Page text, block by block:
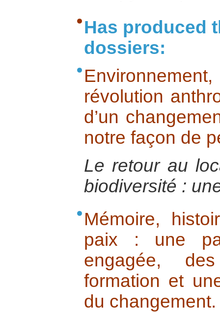
Has produced
dossiers:
révolution
d’un
notre façon de
Le retour au
biodiversité :
Mémoire,
paix : une
engagée,
formation et
du changement.